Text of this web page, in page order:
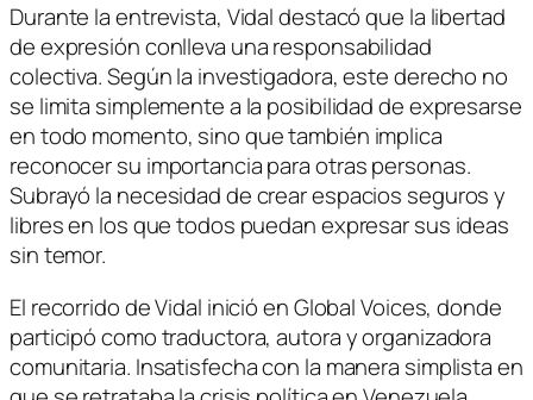
Durante la entrevista, Vidal destacó que la libertad
de expresión conlleva una responsabilidad
colectiva. Según la investigadora, este derecho no
se limita simplemente a la posibilidad de expresarse
en todo momento, sino que también implica
reconocer su importancia para otras personas.
Subrayó la necesidad de crear espacios seguros y
libres en los que todos puedan expresar sus ideas
sin temor.
El recorrido de Vidal inició en Global Voices, donde
participó como traductora, autora y organizadora
comunitaria. Insatisfecha con la manera simplista en